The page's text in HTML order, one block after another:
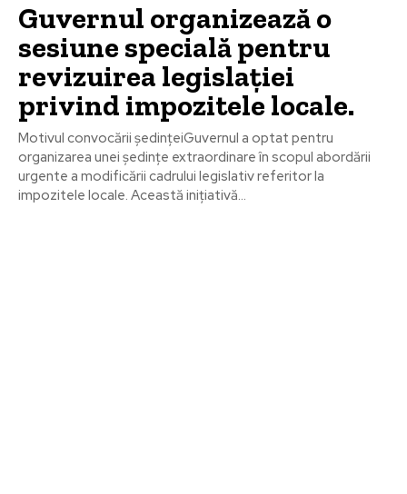
Guvernul organizează o
sesiune specială pentru
revizuirea legislației
privind impozitele locale.
Motivul convocării ședințeiGuvernul a optat pentru
organizarea unei ședințe extraordinare în scopul abordării
urgente a modificării cadrului legislativ referitor la
impozitele locale. Această inițiativă...